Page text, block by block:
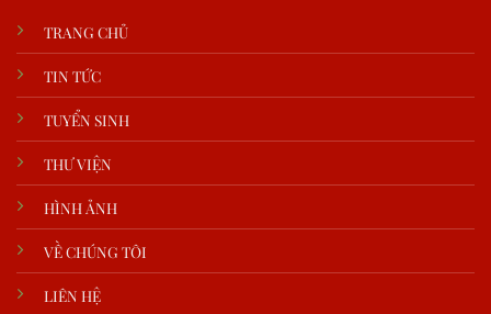
TRANG CHỦ
TIN TỨC
TUYỂN SINH
THƯ VIỆN
HÌNH ẢNH
VỀ CHÚNG TÔI
LIÊN HỆ